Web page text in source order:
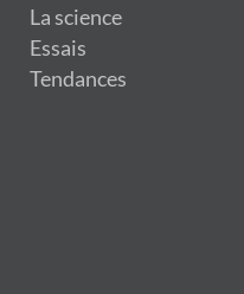
La science
Essais
Tendances